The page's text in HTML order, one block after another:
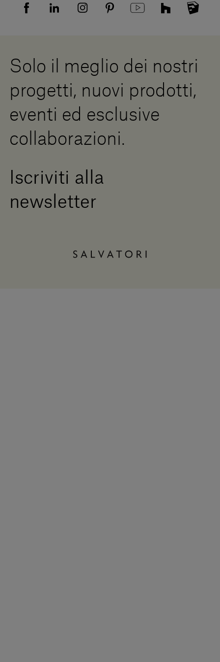
Mappa del sito
Diventa un rivenditore
Press Area
Informativa Privacy fornitori
Solo il meglio dei nostri
progetti, nuovi prodotti,
eventi ed esclusive
collaborazioni.
Iscriviti alla
newsletter